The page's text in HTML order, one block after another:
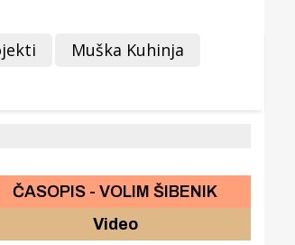
Muška Kuhinja
ČASOPIS - VOLIM ŠIBENIK
Video